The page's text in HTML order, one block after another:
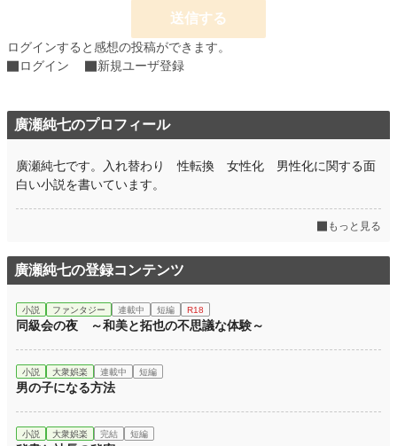
送信する
ログインすると感想の投稿ができます。
ログイン
新規ユーザ登録
廣瀬純七のプロフィール
廣瀬純七です。入れ替わり 性転換 女性化 男性化に関する面
白い小説を書いています。
もっと見る
廣瀬純七の登録コンテンツ
小説 ファンタジー 連載中 短編 R18
同級会の夜 ～和美と拓也の不思議な体験～
小説 大衆娯楽 連載中 短編
男の子になる方法
小説 大衆娯楽 完結 短編